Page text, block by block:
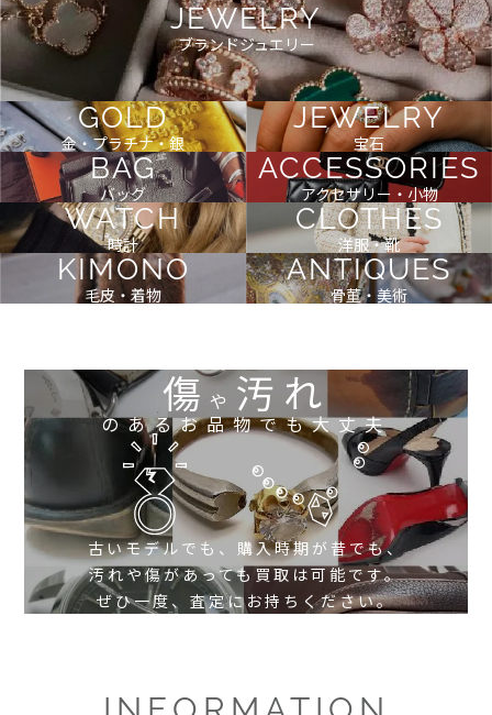
JEWELRY
ブランドジュエリー
GOLD
金・プラチナ・銀
JEWELRY
宝石
BAG
バッグ
ACCESSORIES
アクセサリー・小物
WATCH
時計
CLOTHES
洋服・靴
KIMONO
毛皮・着物
ANTIQUES
骨董・美術
傷や 汚れ
のあるお品物でも大丈夫
古いモデルでも、購入時期が昔でも、
汚れや傷があっても買取は可能です。
ぜひ一度、査定にお持ちください。